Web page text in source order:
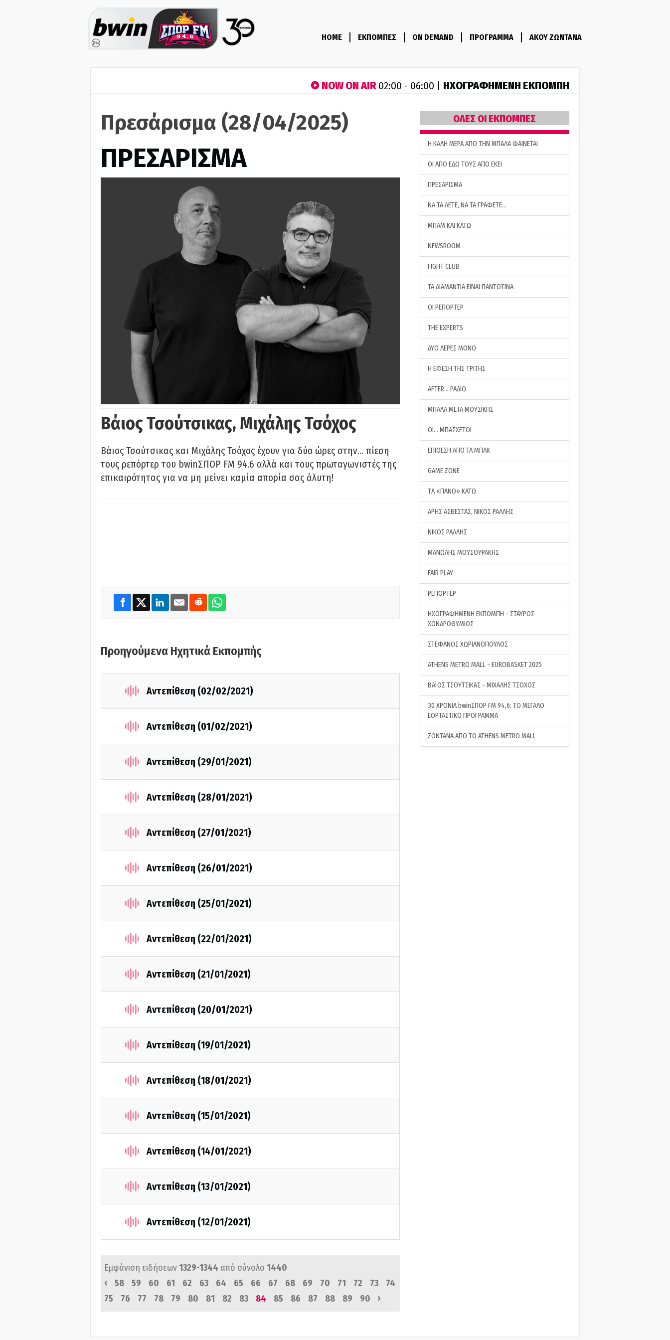
HOME ΕΚΠΟΜΠΕΣ ON DEMAND ΠΡΟΓΡΑΜΜΑ ΑΚΟΥ ΖΩΝΤΑΝΑ
NOW ON AIR02:00 - 06:00 | ΗΧΟΓΡΑΦΗΜΕΝΗ ΕΚΠΟΜΠΗ
Πρεσάρισμα (28/04/2025)
ΠΡΕΣΑΡΙΣΜΑ
Βάιος Τσούτσικας, Μιχάλης Τσόχος
Βάιος Τσούτσικας και Μιχάλης Τσόχος έχουν για δύο ώρες στην… πίεση
τους ρεπόρτερ του bwinΣΠΟΡ FM 94,6 αλλά και τους πρωταγωνιστές της
επικαιρότητας για να μη μείνει καμία απορία σας άλυτη!
Προηγούμενα Ηχητικά Εκπομπής
Αντεπίθεση (02/02/2021)
Αντεπίθεση (01/02/2021)
Αντεπίθεση (29/01/2021)
Αντεπίθεση (28/01/2021)
Αντεπίθεση (27/01/2021)
Αντεπίθεση (26/01/2021)
Αντεπίθεση (25/01/2021)
Αντεπίθεση (22/01/2021)
Αντεπίθεση (21/01/2021)
Αντεπίθεση (20/01/2021)
Αντεπίθεση (19/01/2021)
Αντεπίθεση (18/01/2021)
Αντεπίθεση (15/01/2021)
Αντεπίθεση (14/01/2021)
Αντεπίθεση (13/01/2021)
Αντεπίθεση (12/01/2021)
Εμφάνιση ειδήσεων1329-1344 από σύνολο 1440
‹
58 59 60 61 62 63 64 65 66 67 68 69 70 71 72 73
74
75
76 77 78 79 80 81 82 83 84 85 86 87 88 89 90 ›
ΟΛΕΣ ΟΙ ΕΚΠΟΜΠΕΣ
H ΚΑΛΗ ΜΕΡΑ ΑΠΟ ΤΗΝ ΜΠΑΛΑ ΦΑΙΝΕΤΑΙ
ΟΙ ΑΠΟ ΕΔΩ ΤΟΥΣ ΑΠΟ ΕΚΕΙ
ΠΡΕΣΑΡΙΣΜΑ
ΝΑ ΤΑ ΛΕΤΕ, ΝΑ ΤΑ ΓΡΑΦΕΤΕ…
ΜΠΑΜ ΚΑΙ ΚΑΤΩ
NEWSROOM
FIGHT CLUB
ΤΑ ΔΙΑΜΑΝΤΙΑ ΕΙΝΑΙ ΠΑΝΤΟΤΙΝΑ
ΟΙ ΡΕΠΟΡΤΕΡ
THE EXPERTS
ΔΥΟ ΛΕΡΕΣ ΜΟΝΟ
Η ΕΦΕΣΗ ΤΗΣ ΤΡΙΤΗΣ
AFTER… ΡΑΔΙΟ
ΜΠΑΛΑ ΜΕΤΑ ΜΟΥΣΙΚΗΣ
ΟΙ… ΜΠΑΣΧΕΤΟΙ
ΕΠΙΘΕΣΗ ΑΠΟ ΤΑ ΜΠΑΚ
GAME ZONE
ΤA «ΠΑΝΟ» ΚΑΤΩ
ΑΡΗΣ ΑΣΒΕΣΤΑΣ, ΝΙΚΟΣ ΡΑΛΛΗΣ
ΝΙΚΟΣ ΡΑΛΛΗΣ
ΜΑΝΩΛΗΣ ΜΟΥΣΟΥΡΑΚΗΣ
FAIR PLAY
ΡΕΠΟΡΤΕΡ
ΗΧΟΓΡΑΦΗΜΕΝΗ ΕΚΠΟΜΠΗ - ΣΤΑΥΡΟΣ
ΧΟΝΔΡΟΘΥΜΙΟΣ
ΣΤΕΦΑΝΟΣ ΧΩΡΙΑΝΟΠΟΥΛΟΣ
ATHENS METRO MALL - EUROBASKET 2025
ΒΑΪΟΣ ΤΣΟΥΤΣΙΚΑΣ - ΜΙΧΑΛΗΣ ΤΣΟΧΟΣ
30 ΧΡΟΝΙΑ bwinΣΠΟΡ FM 94,6: ΤΟ ΜΕΓΑΛΟ
ΕΟΡΤΑΣΤΙΚΟ ΠΡΟΓΡΑΜΜΑ
ΖΩΝΤΑΝΑ ΑΠΟ ΤΟ ATHENS METRO MALL